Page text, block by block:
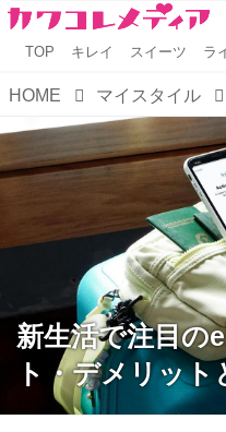
TOP キレイ スイーツ ラ
HOME マイスタイル
新生活で注目の
ト・デメリッ